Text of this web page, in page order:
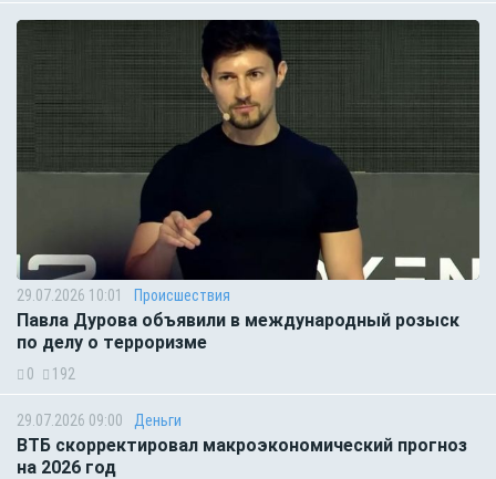
29.07.2026 10:01 Происшествия
Павла Дурова объявили в международный розыск
по делу о терроризме
0 192
29.07.2026 09:00 Деньги
ВТБ скорректировал макроэкономический прогноз
на 2026 год